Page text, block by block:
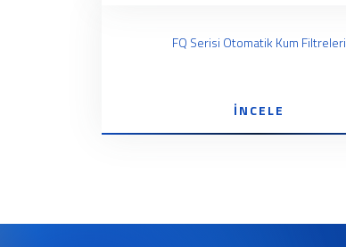
FQ Serisi Otomatik Kum Filtreleri
İNCELE